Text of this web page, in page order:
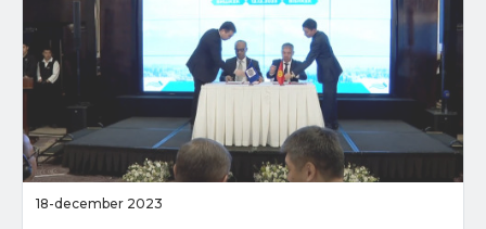
18-december 2023